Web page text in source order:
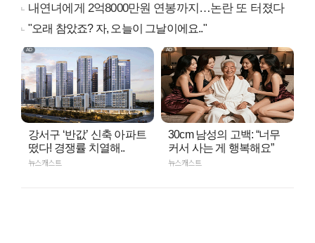
내연녀에게 2억8000만원 연봉까지…논란 또 터졌다
"오래 참았죠? 자, 오늘이 그날이에요.."
강서구 ‘반값’ 신축 아파트
떴다! 경쟁률 치열해..
뉴스캐스트
30cm 남성의 고백: “너무
커서 사는 게 행복해요”
뉴스캐스트